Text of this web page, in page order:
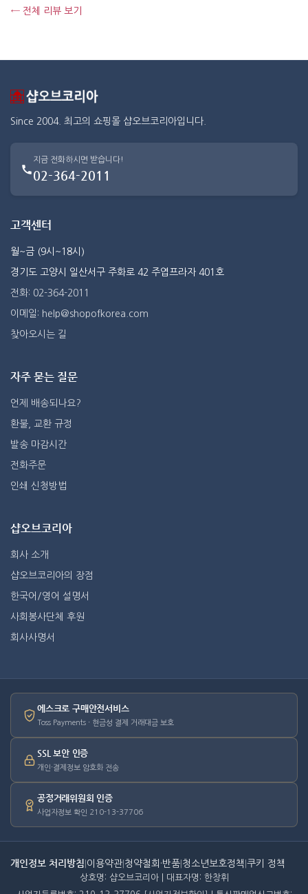
← 전체 리뷰 보기
Since 2004. 최고의 쇼핑몰 샵오브코리아입니다.
지금 전화하시면 받습니다!
02-364-2011
고객센터
월~금 (9시~18시)
경기도 고양시 일산서구 주화로 42 주엽프라자 401호
전화: 02-364-2011
이메일: help@shopofkorea.com
찾아오시는 길
자주 묻는 질문
언제 배송되나요?
환불, 교환 규정
발송 마감시간
전화주문
인쇄 신청방법
샵오브코리아
회사 소개
샵오브코리아의 장점
한국어/영어 설명서
사회봉사단체 후원
회사사명서
에스크로 구매안전서비스
Toss Payments · 현금성 결제 거래대금 보호
SSL 보안 인증
개인·결제정보 암호화 전송
공정거래위원회 인증
사업자정보 확인 210-13-37706
개인정보 처리방침 이용약관 청약철회·반품 청소년보호정책 쿠키 정책
상호명: 샵오브코리아 | 대표자명: 한창휘